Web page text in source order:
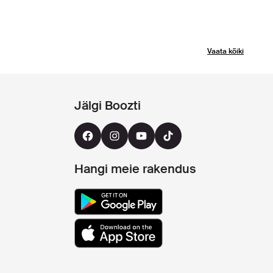
Vaata kõiki
Jälgi Boozti
Hangi meie rakendus